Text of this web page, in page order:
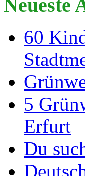
Neueste
60
5
Erfurt
Du